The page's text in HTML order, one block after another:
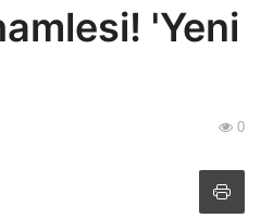
'Yeni
0